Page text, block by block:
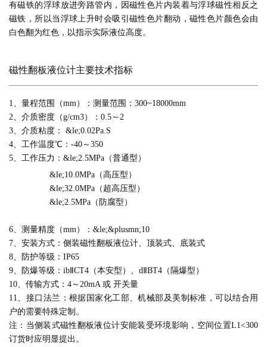
有磁铁的浮球放进旁路管内，因磁性色片内装着与浮球磁性相反之
磁铁，所以当浮球上升时会吸引磁性色片翻动，磁性色片颜色会由
白色翻为红色，以指示实际液位高度。
磁性翻板液位计主要技术指标
1、量程范围（mm）：测量范围：300~18000mm
2、介质密度（g/cm3）：0.5～2
3、介质粘度： &le;0.02Pa.S
4、工作温度℃：-40～350
5、工作压力：&le;2.5MPa（普通型）
&le;10.0MPa（高压型）
&le;32.0MPa（超高压型）
&le;2.5MPa（防腐型）
6、测量精度（mm）：&le;&plusmn;10
7、安装方式：侧装磁性翻板液位计、顶装式、底装式
8、防护等级：IP65
9、防爆等级：ibⅡCT4（本安型）、dⅡBT4（隔爆型）
10、传输方式：4～20mA 或 开关量
11、接口法兰：根据国家化工部、机械部及美制标准，可以结合用
户的需要特殊定制。
注：当侧装式磁性翻板液位计安能装受环境影响，空间位置L1<300
订货时应明显提出。